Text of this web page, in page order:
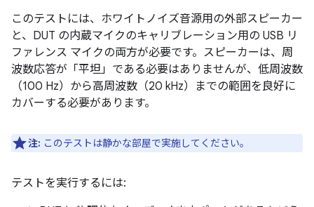
このテストには、ホワイトノイズ音源用の外部スピーカー
と、DUT の内蔵マイクのキャリブレーション用の USB リ
ファレンス マイクの両方が必要です。スピーカーは、周
波数応答が「平坦」である必要はありませんが、低周波数
（100 Hz）から高周波数（20 kHz）までの範囲を良好に
カバーする必要があります。
注: このテストは静かな部屋で実施してください。
テストを実行するには: